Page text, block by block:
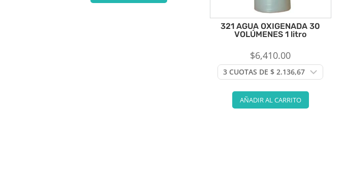
321 AGUA OXIGENADA 30
VOLÚMENES 1 litro
$6,410.00
AÑADIR AL CARRITO